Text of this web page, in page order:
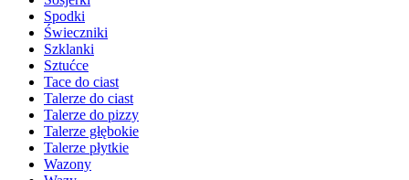
Spodki
Świeczniki
Szklanki
Sztućce
Tace do ciast
Talerze do ciast
Talerze do pizzy
Talerze głębokie
Talerze płytkie
Wazony